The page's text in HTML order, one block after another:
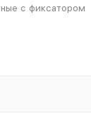
с фиксатором